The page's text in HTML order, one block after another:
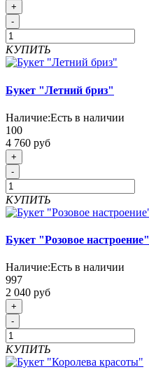
+
-
КУПИТЬ
Букет "Летний бриз"
Наличие:Есть в наличии
100
4 760 руб
+
-
КУПИТЬ
Букет "Розовое настроение"
Наличие:Есть в наличии
997
2 040 руб
+
-
КУПИТЬ